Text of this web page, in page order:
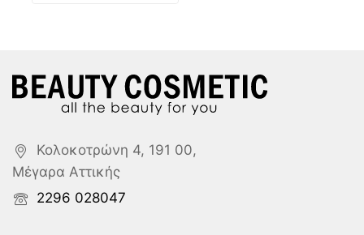
Κολοκοτρώνη 4, 191 00,
Μέγαρα Αττικής
2296 028047